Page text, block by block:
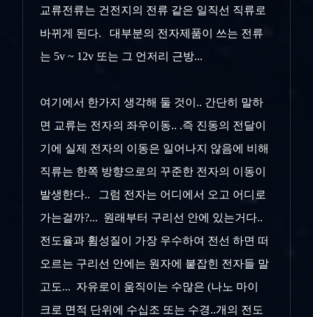
교류전류는 건전지의 전류 같은 일직선 직류로
바뀌게 된다. 대부분의 전자제품이 쓰는 전류
는 5v ~ 12v 또는 그 언저리 근방...
여기에서 한가지 생각해 둘 것이.. 간단히 말하
면 교류는 전자의 좌우이동.. .즉 진동의 전달이
기에 실제 전자의 이동은 일어나지 않음에 비해
직류는 한쪽 방향으로의 꾸준한 전자의 이동이
발생한다.. 그럼 전자는 어디에서 오고 어디로
가는걸까?... 원래부터 구리선 안에 있는거다..
전도율과 휨성질이 가장 우수하여 전선 하면 떠
오르는 구리선 안에는 원자에 붙잡힌 전자들 말
고도... 자유로이 움직이는 수많은 (나노 마이
크로 면적 단위에 수십조 또는 수경..개의 전도